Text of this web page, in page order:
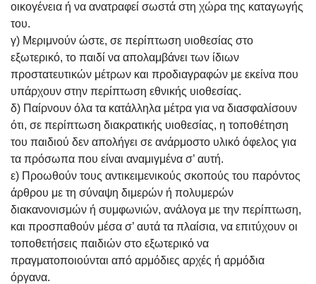
οικογένεια ή να ανατραφεί σωστά στη χώρα της καταγωγής
του.
γ) Μεριμνούν ώστε, σε περίπτωση υιοθεσίας στο
εξωτερικό, το παιδί να απολαμβάνει των ίδιων
προστατευτικών μέτρων και προδιαγραφών με εκείνα που
υπάρχουν στην περίπτωση εθνικής υιοθεσίας.
δ) Παίρνουν όλα τα κατάλληλα μέτρα για να διασφαλίσουν
ότι, σε περίπτωση διακρατικής υιοθεσίας, η τοποθέτηση
του παιδιού δεν απολήγει σε ανάρμοστο υλικό όφελος για
τα πρόσωπα που είναι αναμιγμένα σ’ αυτή.
ε) Προωθούν τους αντικειμενικούς σκοπούς του παρόντος
άρθρου με τη σύναψη διμερών ή πολυμερών
διακανονισμών ή συμφωνιών, ανάλογα με την περίπτωση,
και προσπαθούν μέσα σ’ αυτά τα πλαίσια, να επιτύχουν οι
τοποθετήσεις παιδιών στο εξωτερικό να
πραγματοποιούνται από αρμόδιες αρχές ή αρμόδια
όργανα.